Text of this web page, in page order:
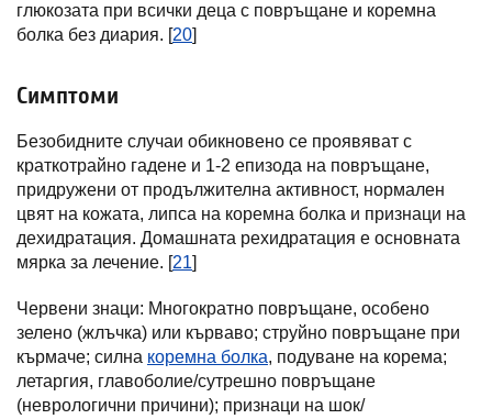
глюкозата при всички деца с повръщане и коремна
болка без диария. [20]
Симптоми
Безобидните случаи обикновено се проявяват с
краткотрайно гадене и 1-2 епизода на повръщане,
придружени от продължителна активност, нормален
цвят на кожата, липса на коремна болка и признаци на
дехидратация. Домашната рехидратация е основната
мярка за лечение. [21]
Червени знаци: Многократно повръщане, особено
зелено (жлъчка) или кърваво; струйно повръщане при
кърмаче; силна коремна болка, подуване на корема;
летаргия, главоболие/сутрешно повръщане
(неврологични причини); признаци на шок/